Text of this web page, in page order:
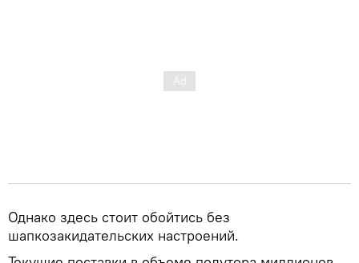
Однако здесь стоит обойтись без
шапкозакидательских настроений.